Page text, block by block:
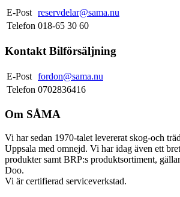
E-Post reservdelar@sama.nu
Telefon 018-65 30 60
Kontakt Bilförsäljning
E-Post fordon@sama.nu
Telefon 0702836416
Om SÅMA
Vi har sedan 1970-talet levererat skog-och
Uppsala med omnejd. Vi har idag även ett
produkter samt BRP:s produktsortiment,
Doo.
Vi är certifierad serviceverkstad.